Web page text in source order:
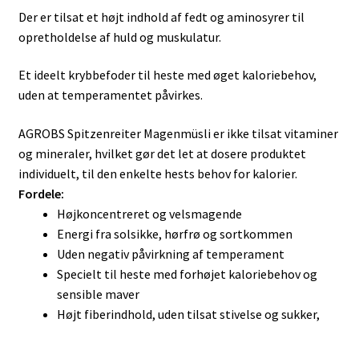
Der er tilsat et højt indhold af fedt og aminosyrer til
opretholdelse af huld og muskulatur.
Et ideelt krybbefoder til heste med øget kaloriebehov,
uden at temperamentet påvirkes.
AGROBS Spitzenreiter Magenmüsli er ikke tilsat vitaminer
og mineraler, hvilket gør det let at dosere produktet
individuelt, til den enkelte hests behov for kalorier.
Fordele:
Højkoncentreret og velsmagende
Energi fra solsikke, hørfrø og sortkommen
Uden negativ påvirkning af temperament
Specielt til heste med forhøjet kaloriebehov og
sensible maver
Højt fiberindhold, uden tilsat stivelse og sukker,